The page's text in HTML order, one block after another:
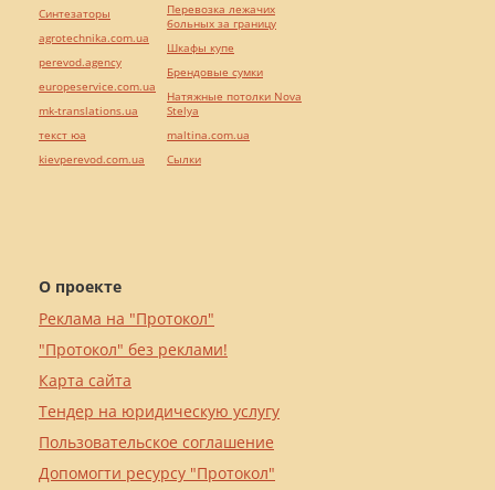
О проекте
Реклама на "Протокол"
"Протокол" без реклами!
Карта сайта
Тендер на юридическую услугу
Пользовательское соглашение
Допомогти ресурсу "Протокол"
Синтезаторы
agrotechnika.com.ua
perevod.agency
europeservice.com.ua
mk-translations.ua
текст юа
kievperevod.com.ua
Перевозка лежачих
больных за границу
Шкафы купе
Брендовые сумки
Натяжные потолки Nova
Stelya
maltina.com.ua
Cылки